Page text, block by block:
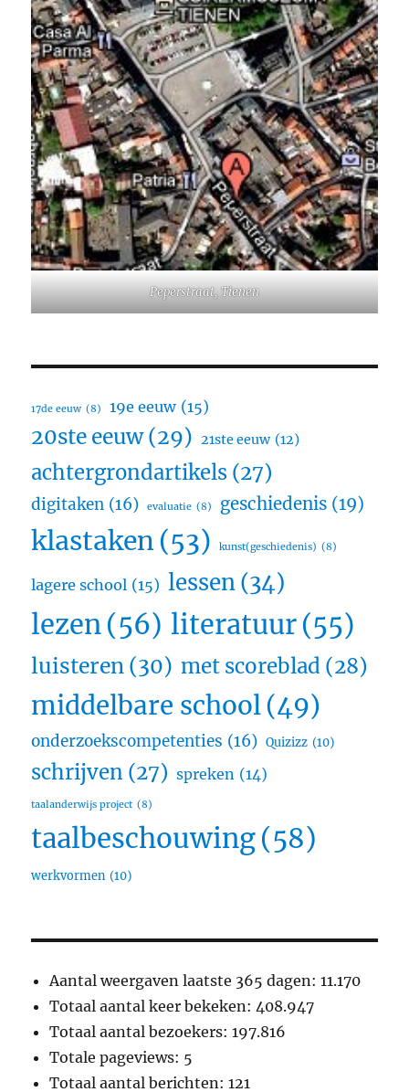
Peperstraat, Tienen
17de eeuw (8) 19e eeuw (15)
20ste eeuw(29) 21ste eeuw (12)
achtergrondartikels (27)
digitaken (16) evaluatie (8) geschiedenis (19)
klastaken(53) kunst(geschiedenis) (8)
lagere school (15) lessen(34)
lezen(56) literatuur(55)
luisteren (30) met scoreblad (28)
middelbare school(49)
onderzoekscompetenties (16) Quizizz (10)
schrijven (27) spreken (14)
taalanderwijs project (8)
taalbeschouwing(58)
werkvormen (10)
Aantal weergaven laatste 365 dagen:11.170
Totaal aantal keer bekeken:408.947
Totaal aantal bezoekers:197.816
Totale pageviews: 5
Totaal aantal berichten:121